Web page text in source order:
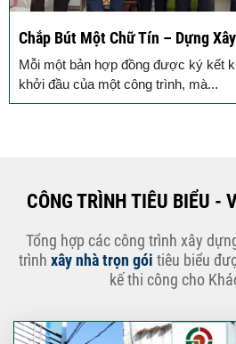
Chắp Bút Một Chữ Tín – Dựng
Mỗi một bản hợp đồng được ký kết
khởi đầu của một công trình, mà...
CÔNG TRÌNH TIÊU BIỂU -
Tổng hợp các công trình xây
trình xây nhà trọn gói tiêu biểu
kế thi công cho